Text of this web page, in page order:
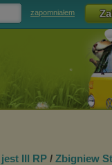
zapomniałem
III RP / Zbigniew